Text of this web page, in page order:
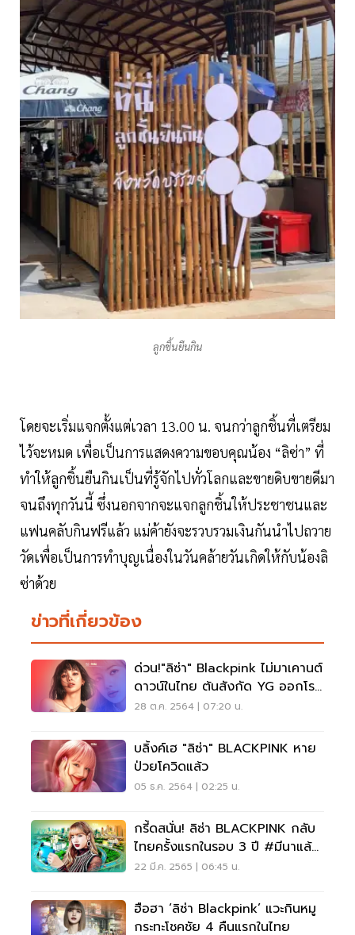
ลูกชิ้นยืนกิน
โดยจะเริ่มแจกตั้งแต่เวลา 13.00 น. จนกว่าลูกชิ้นที่เตรียม
ไว้จะหมด เพื่อเป็นการแสดงความขอบคุณน้อง “ลิซ่า” ที่
ทำให้ลูกชิ้นยืนกินเป็นที่รู้จักไปทั่วโลกและขายดิบขายดีมา
จนถึงทุกวันนี้ ซึ่งนอกจากจะแจกลูกชิ้นให้ประชาชนและ
แฟนคลับกินฟรีแล้ว แม่ค้ายังจะรวบรวมเงินกันนำไปถวาย
วัดเพื่อเป็นการทำบุญเนื่องในวันคล้ายวันเกิดให้กับน้องลิ
ซ่าด้วย
ข่าวที่เกี่ยวข้อง
ด่วน!"ลิซ่า" Blackpink ไม่มาเคานต์
ดาวน์ในไทย ต้นสังกัด YG ออกโรง
แจงเอง
28 ต.ค. 2564 | 07:20 น.
บลิ้งค์เฮ "ลิซ่า" BLACKPINK หาย
ป่วยโควิดแล้ว
05 ธ.ค. 2564 | 02:25 น.
กรี้ดสนั่น! ลิซ่า BLACKPINK กลับ
ไทยครั้งแรกในรอบ 3 ปี #มีนาแล้ว
มีลิซ่าด้วย
22 มี.ค. 2565 | 06:45 น.
ฮือฮา ‘ลิซ่า Blackpink’ แวะกินหมู
กระทะโชคชัย 4 คืนแรกในไทย